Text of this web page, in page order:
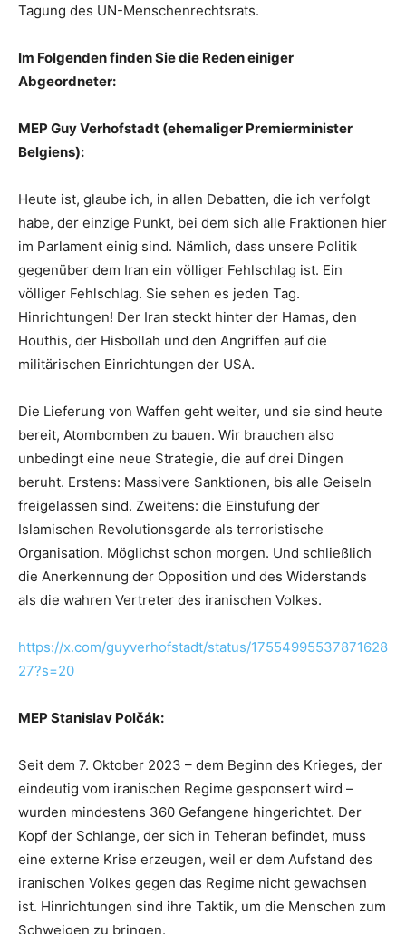
Tagung des UN-Menschenrechtsrats.
Im Folgenden finden Sie die Reden einiger
Abgeordneter:
MEP Guy Verhofstadt (ehemaliger Premierminister
Belgiens):
Heute ist, glaube ich, in allen Debatten, die ich verfolgt
habe, der einzige Punkt, bei dem sich alle Fraktionen hier
im Parlament einig sind. Nämlich, dass unsere Politik
gegenüber dem Iran ein völliger Fehlschlag ist. Ein
völliger Fehlschlag. Sie sehen es jeden Tag.
Hinrichtungen! Der Iran steckt hinter der Hamas, den
Houthis, der Hisbollah und den Angriffen auf die
militärischen Einrichtungen der USA.
Die Lieferung von Waffen geht weiter, und sie sind heute
bereit, Atombomben zu bauen. Wir brauchen also
unbedingt eine neue Strategie, die auf drei Dingen
beruht. Erstens: Massivere Sanktionen, bis alle Geiseln
freigelassen sind. Zweitens: die Einstufung der
Islamischen Revolutionsgarde als terroristische
Organisation. Möglichst schon morgen. Und schließlich
die Anerkennung der Opposition und des Widerstands
als die wahren Vertreter des iranischen Volkes.
https://x.com/guyverhofstadt/status/17554995537871628
27?s=20
MEP Stanislav Polčák:
Seit dem 7. Oktober 2023 – dem Beginn des Krieges, der
eindeutig vom iranischen Regime gesponsert wird –
wurden mindestens 360 Gefangene hingerichtet. Der
Kopf der Schlange, der sich in Teheran befindet, muss
eine externe Krise erzeugen, weil er dem Aufstand des
iranischen Volkes gegen das Regime nicht gewachsen
ist. Hinrichtungen sind ihre Taktik, um die Menschen zum
Schweigen zu bringen.